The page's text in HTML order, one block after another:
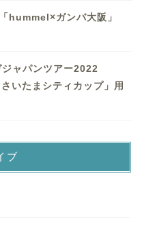
hummel×ガンバ大阪」
ャパンツアー2022
いたまシティカップ」用
ブ